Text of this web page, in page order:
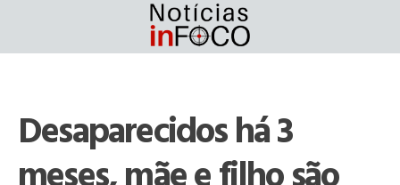
content
Desaparecidos há 3